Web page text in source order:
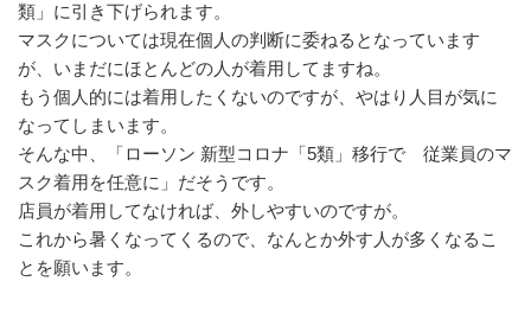
類」に引き下げられます。
マスクについては現在個人の判断に委ねるとなっています
が、いまだにほとんどの人が着用してますね。
もう個人的には着用したくないのですが、やはり人目が気に
なってしまいます。
そんな中、「ローソン 新型コロナ「5類」移行で 従業員のマ
スク着用を任意に」だそうです。
店員が着用してなければ、外しやすいのですが。
これから暑くなってくるので、なんとか外す人が多くなるこ
とを願います。